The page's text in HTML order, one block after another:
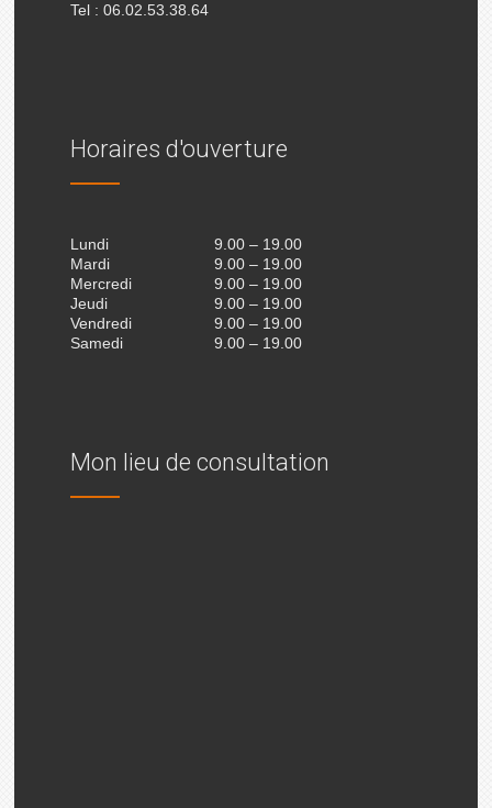
Tel : 06.02.53.38.64
Horaires d'ouverture
Lundi
9.00 – 19.00
Mardi
9.00 – 19.00
Mercredi
9.00 – 19.00
Jeudi
9.00 – 19.00
Vendredi
9.00 – 19.00
Samedi
9.00 – 19.00
Mon lieu de consultation